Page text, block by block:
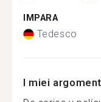
IMPARA
Tedesco
I miei